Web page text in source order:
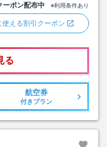
ーポン配布中 ※利用条件あり
える割引クーポン
る
航空券
付きプラン